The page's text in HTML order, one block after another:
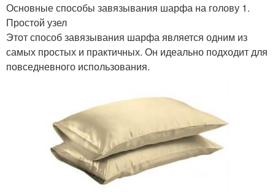
Основные способы завязывания шарфа на голову 1.
Простой узел
Этот способ завязывания шарфа является одним из
самых простых и практичных. Он идеально подходит для
повседневного использования.